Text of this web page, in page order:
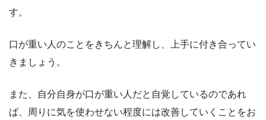
す。
口が重い人のことをきちんと理解し、上手に付き合ってい
きましょう。
また、自分自身が口が重い人だと自覚しているのであれ
ば、周りに気を使わせない程度には改善していくことをお